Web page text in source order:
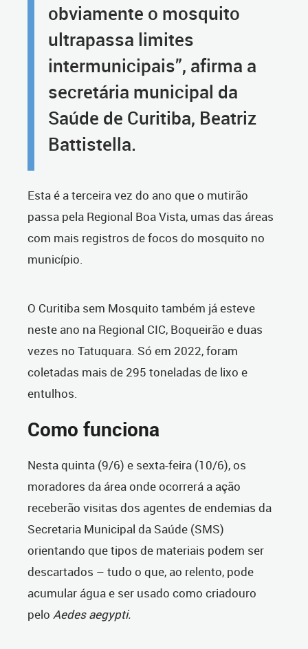
obviamente o mosquito
ultrapassa limites
intermunicipais”, afirma a
secretária municipal da
Saúde de Curitiba, Beatriz
Battistella.
Esta é a terceira vez do ano que o mutirão
passa pela Regional Boa Vista, umas das áreas
com mais registros de focos do mosquito no
município.
O Curitiba sem Mosquito também já esteve
neste ano na Regional CIC, Boqueirão e duas
vezes no Tatuquara. Só em 2022, foram
coletadas mais de 295 toneladas de lixo e
entulhos.
Como funciona
Nesta quinta (9/6) e sexta-feira (10/6), os
moradores da área onde ocorrerá a ação
receberão visitas dos agentes de endemias da
Secretaria Municipal da Saúde (SMS)
orientando que tipos de materiais podem ser
descartados – tudo o que, ao relento, pode
acumular água e ser usado como criadouro
pelo Aedes aegypti.